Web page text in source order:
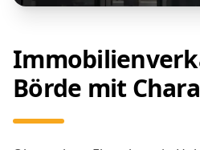
Börde mit